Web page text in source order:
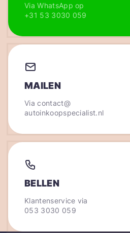
Via WhatsApp op
+31 53 3030 059
MAILEN
Viacontact@
autoinkoopspecialist.nl
BELLEN
Klantenservice via
053 3030 059